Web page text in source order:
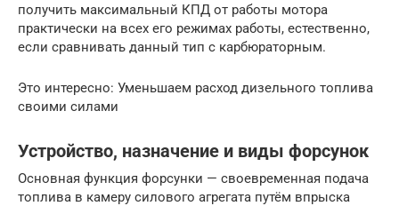
получить максимальный КПД от работы мотора
практически на всех его режимах работы, естественно,
если сравнивать данный тип с карбюраторным.
Это интересно: Уменьшаем расход дизельного топлива
своими силами
Устройство, назначение и виды форсунок
Основная функция форсунки — своевременная подача
топлива в камеру силового агрегата путём впрыска